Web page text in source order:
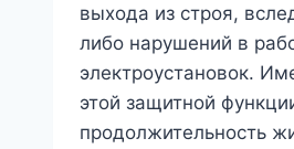
выхода из строя,
либо нарушений в
электроустановок.
этой защитной
продолжительность